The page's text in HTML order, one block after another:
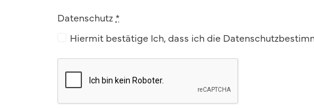
Datenschutz *
Hiermit bestätige Ich, dass ich die